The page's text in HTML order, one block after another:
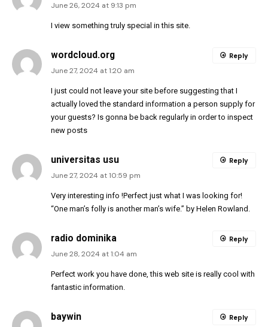
June 26, 2024 at 9:13 pm
I view something truly special in this site.
wordcloud.org
June 27, 2024 at 1:20 am
I just could not leave your site before suggesting that I
actually loved the standard information a person supply for
your guests? Is gonna be back regularly in order to inspect
new posts
Reply
universitas usu
June 27, 2024 at 10:59 pm
Very interesting info !Perfect just what I was looking for!
“One man’s folly is another man’s wife.” by Helen Rowland.
Reply
radio dominika
June 28, 2024 at 1:04 am
Perfect work you have done, this web site is really cool with
fantastic information.
Reply
baywin Reply